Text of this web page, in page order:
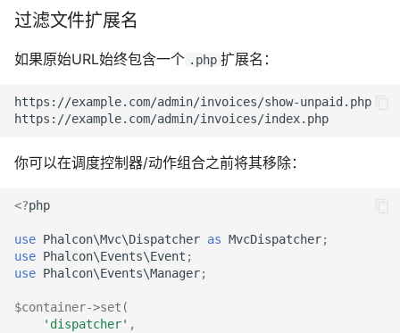
过滤文件扩展名
如果原始URL始终包含一个 .php 扩展名：
你可以在调度控制器/动作组合之前将其移除：
<?php
use Phalcon\Mvc\Dispatcher as MvcDispatcher;
use Phalcon\Events\Event ;
use Phalcon\Events\Manager;
$container->set (
'dispatcher' ,